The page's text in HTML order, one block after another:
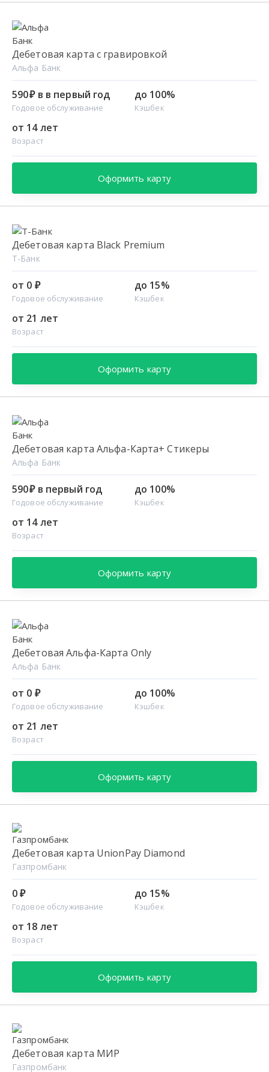
Дебетовая карта с гравировкой
Альфа Банк
590 ₽ в в первый год
Годовое обслуживание
до 100%
Кэшбек
от 14 лет
Возраст
Оформить карту
Дебетовая карта Black Premium
Т-Банк
от 0 ₽
Годовое обслуживание
до 15%
Кэшбек
от 21 лет
Возраст
Оформить карту
Дебетовая карта Альфа-Карта+ Стикеры
Альфа Банк
590 ₽ в первый год
Годовое обслуживание
до 100%
Кэшбек
от 14 лет
Возраст
Оформить карту
Дебетовая Альфа-Карта Only
Альфа Банк
от 0 ₽
Годовое обслуживание
до 100%
Кэшбек
от 21 лет
Возраст
Оформить карту
Дебетовая карта UnionPay Diamond
Газпромбанк
0 ₽
Годовое обслуживание
до 15%
Кэшбек
от 18 лет
Возраст
Оформить карту
Дебетовая карта МИР
Газпромбанк